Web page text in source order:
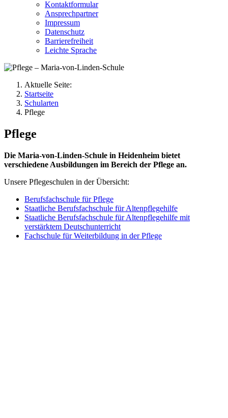
Kontaktformular
Ansprechpartner
Impressum
Datenschutz
Barrierefreiheit
Leichte Sprache
Aktuelle Seite:
Startseite
Schularten
Pflege
Pflege
Die Maria-von-Linden-Schule in Heidenheim bietet
verschiedene Ausbildungen im Bereich der Pflege an.
Unsere Pflegeschulen in der Übersicht:
Berufsfachschule für Pflege
Staatliche Berufsfachschule für Altenpflegehilfe
Staatliche Berufsfachschule für Altenpflegehilfe mit
verstärktem Deutschunterricht
Fachschule für Weiterbildung in der Pflege